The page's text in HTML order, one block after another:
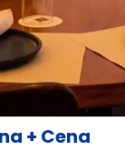
+ Cena